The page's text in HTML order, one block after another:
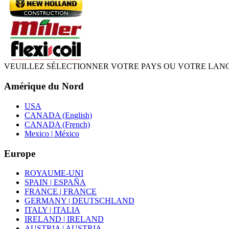
VEUILLEZ SÉLECTIONNER VOTRE PAYS OU VOTRE
Amérique du Nord
USA
CANADA (English)
CANADA (French)
Mexico | México
Europe
ROYAUME-UNI
SPAIN | ESPAÑA
FRANCE | FRANCE
GERMANY | DEUTSCHLAND
ITALY | ITALIA
IRELAND | IRELAND